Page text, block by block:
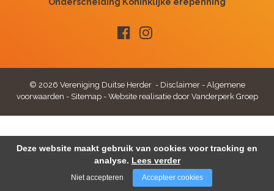
© 2026 Vereniging Duitse Herder - Disclaimer- Algemene
voorwaarden - Sitemap- Website realisatie door Vanderperk Groep
Deze website maakt gebruik van cookies voor tracking en
analyse. Lees verder
Niet accepteren Accepteer cookies